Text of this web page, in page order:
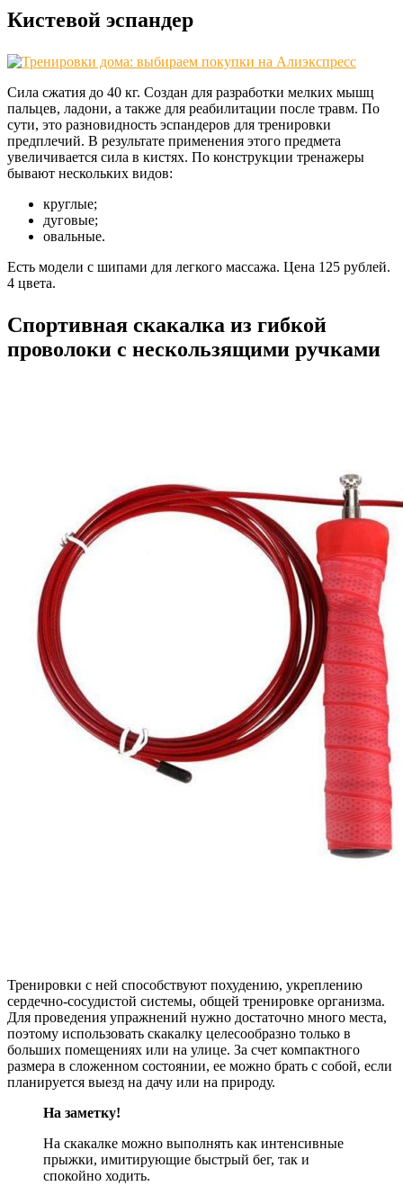
Кистевой эспандер
Сила сжатия до 40 кг. Создан для разработки мелких мышц
пальцев, ладони, а также для реабилитации после травм. По
сути, это разновидность эспандеров для тренировки
предплечий. В результате применения этого предмета
увеличивается сила в кистях. По конструкции тренажеры
бывают нескольких видов:
круглые;
дуговые;
овальные.
Есть модели с шипами для легкого массажа. Цена 125 рублей.
4 цвета.
Спортивная скакалка из гибкой
проволоки с нескользящими ручками
Тренировки с ней способствуют похудению, укреплению
сердечно-сосудистой системы, общей тренировке организма.
Для проведения упражнений нужно достаточно много места,
поэтому использовать скакалку целесообразно только в
больших помещениях или на улице. За счет компактного
размера в сложенном состоянии, ее можно брать с собой, если
планируется выезд на дачу или на природу.
На заметку!
На скакалке можно выполнять как интенсивные
прыжки, имитирующие быстрый бег, так и
спокойно ходить.